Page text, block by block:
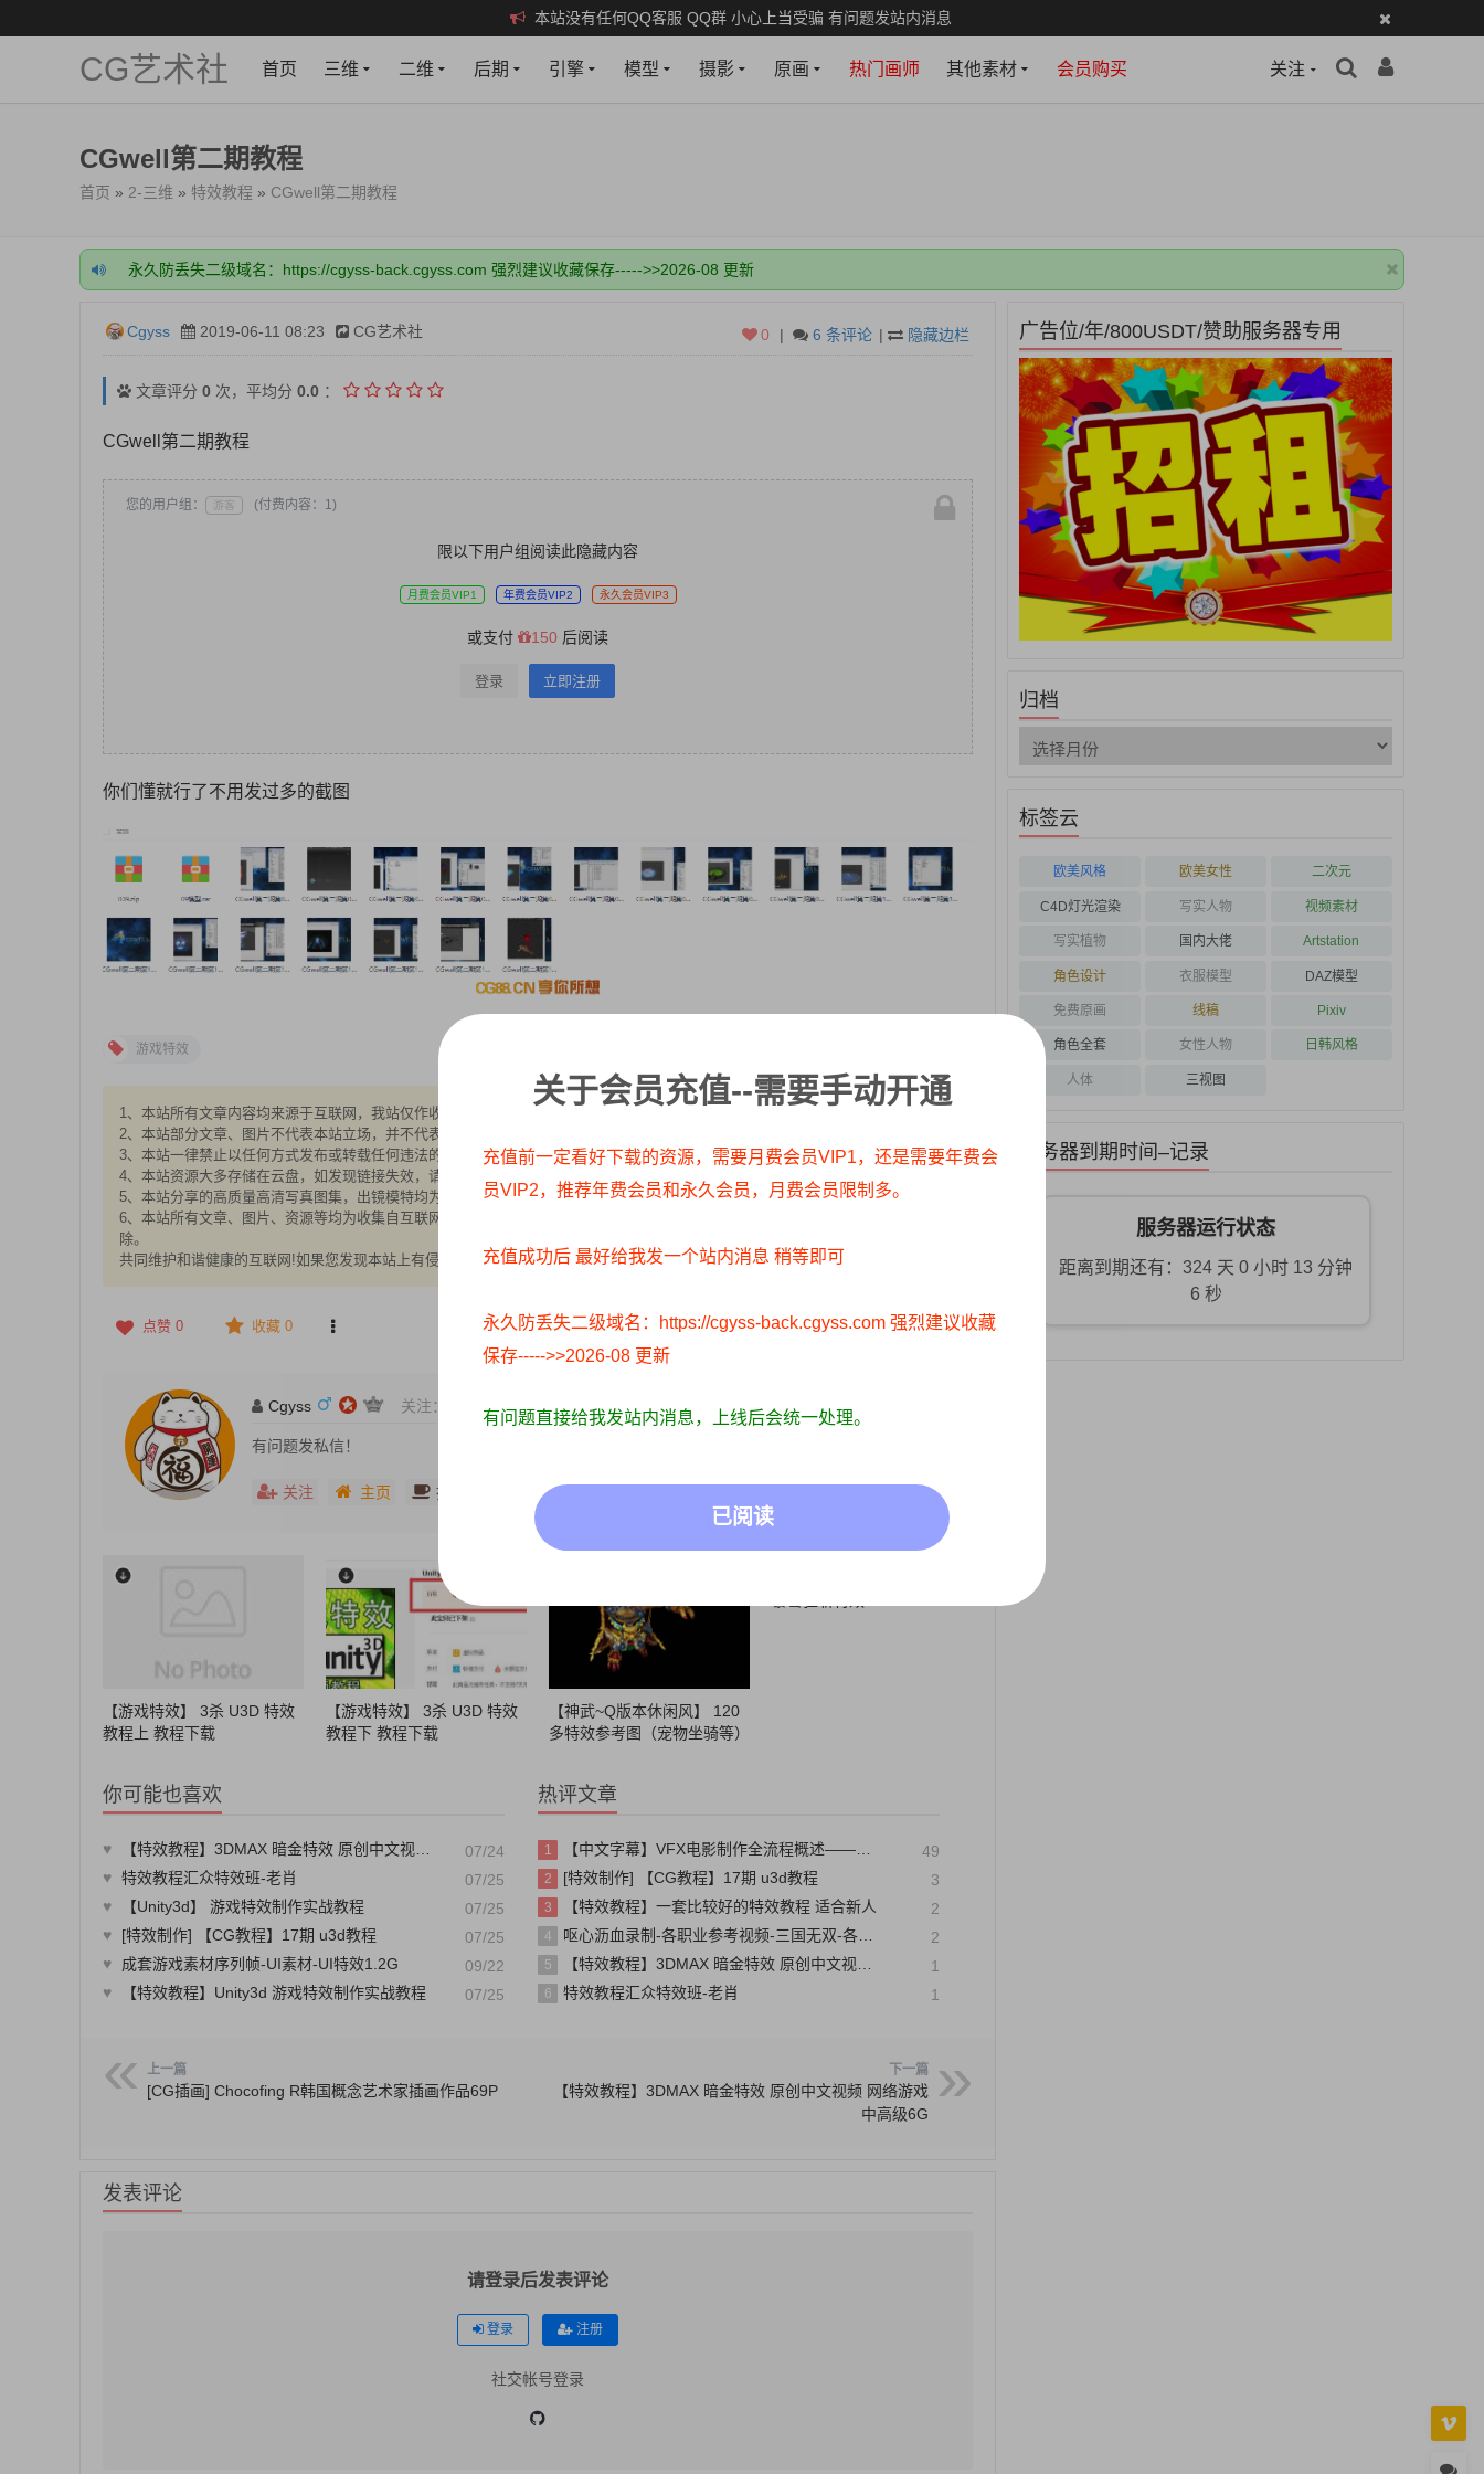
本站没有任何QQ客服 QQ群 小心上当受骗 有问题发站内消息
CG艺术社 关注
首页 三维 二维 后期 引擎 模型 摄影 原画 热门画师 其他素材 会员购买
CGwell第二期教程
首页 » 2-三维 » 特效教程 » CGwell第二期教程
永久防丢失二级域名：https://cgyss-back.cgyss.com 强烈建议收藏保存----->>2026-08 更新
网站所有资源--下载后再解压，不要在网盘内解压或打开，会和谐失效，谢谢配合！
网站充值成功后，需要手动开通VIP，稍等一下，刷新即可！
开通会员或充值前，一定要看下载的资源，需要什么权限，建议年费会员，月会员限制多些。
网站所有资源--下载后再解压，不要在网盘内解压或打开，会和谐失效，谢谢配合！
网站充值成功后，需要手动开通VIP，稍等一下，刷新即可！
开通会员或充值前，一定要看下载的资源，需要什么权限，建议年费会员，月会员限制多些。
Cgyss 2019-06-11 08:23 CG艺术社 | 隐藏边栏
| 6 条评论
0
文章评分 0 次，平均分 0.0 ：
CGwell第二期教程
您的用户组： 游客 (付费内容：1)
限以下用户组阅读此隐藏内容
月费会员VIP1 年费会员VIP2 永久会员VIP3
或支付 150 后阅读
登录 立即注册
你们懂就行了不用发过多的截图
游戏特效
1、本站所有文章内容均来源于互联网，我站仅作收集整理，VIP/积分赞助/打赏等费用仅为维持网站正常运转;
2、本站部分文章、图片不代表本站立场，并不代表本站赞同其观点和对其真实性负责;
3、本站一律禁止以任何方式发布或转载任何违法的相关信息，访客发现请向站长举报;
4、本站资源大多存储在云盘，如发现链接失效，请联系我们，我们会第一时间更新:
5、本站分享的高质量高清写真图集，出镜模特均为成年女性正常写真无R18内容，仅限用于摄影爱好者提供素材与鉴赏学习;
6、本站所有文章、图片、资源等均为收集自互联网，版权归原作者所有。仅作为个人学习、研究以及欣赏!请在下载后24小时内删
除。
共同维护和谐健康的互联网!如果您发现本站上有侵犯您的权益的作品，请与我们取得联系，我们会及时删除或者修改。
点赞 0 收藏 0 分享到：
Cgyss 关注： 粉丝：78 最后编辑于：2019-11-12
有问题发私信！
关注 主页 打赏
【游戏特效】 3杀 U3D 特效
教程上 教程下载
【游戏特效】 3杀 U3D 特效
教程下 教程下载
【神武~Q版本休闲风】 120
多特效参考图（宠物坐骑等）
你可能也喜欢
♥ 【特效教程】3DMAX 暗金特效 原创中文视频 网络游戏中高级6G
07/24
♥ 特效教程汇众特效班-老肖
07/25
♥
【Unity3d】 游戏特效制作实战教程
07/25
♥
[特效制作] 【CG教程】17期 u3d教程
07/25
♥
成套游戏素材序列帧-UI素材-UI特效1.2G
09/22
♥
【特效教程】Unity3d 游戏特效制作实战教程 07/25
热评文章
1 【中文字幕】VFX电影制作全流程概述——从原画设定到最终效果的详细过程 49
2 [特效制作] 【CG教程】17期 u3d教程 3
3 【特效教程】一套比较好的特效教程 适合新人 2
4 呕心沥血录制-各职业参考视频-三国无双-各国将领 技能视频330段 2
5 【特效教程】3DMAX 暗金特效 原创中文视频 网络游戏中高级6G 1
6 特效教程汇众特效班-老肖 1
上一篇
[CG插画] Chocofing R韩国概念艺术家插画作品69P
下一篇
【特效教程】3DMAX 暗金特效 原创中文视频 网络游戏
中高级6G
发表评论
请登录后发表评论
登录 注册
社交帐号登录
广告位/年/800USDT/赞助服务器专用
归档
标签云
欧美风格 欧美女性 二次元
C4D灯光渲染 写实人物 视频素材
写实植物 国内大佬 Artstation
角色设计 衣服模型 DAZ模型
免费原画 线稿 Pixiv
角色全套 女性人物 日韩风格
人体 三视图
服务器到期时间–记录
服务器运行状态
距离到期还有：324 天 0 小时 13 分钟
6 秒
关于会员充值--需要手动开通
充值前一定看好下载的资源，需要月费会员VIP1，还是需要年费会
员VIP2，推荐年费会员和永久会员，月费会员限制多。
充值成功后 最好给我发一个站内消息 稍等即可
永久防丢失二级域名：https://cgyss-back.cgyss.com 强烈建议收藏
保存----->>2026-08 更新
有问题直接给我发站内消息，上线后会统一处理。
已阅读